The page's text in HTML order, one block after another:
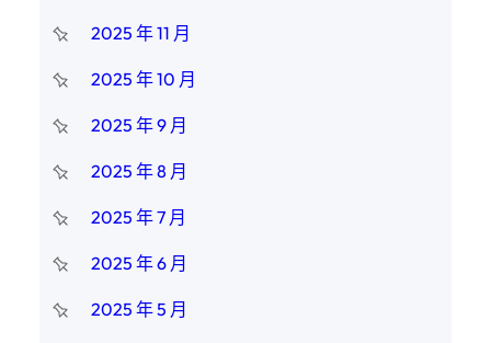
2025 年 11 月
2025 年 10 月
2025 年 9 月
2025 年 8 月
2025 年 7 月
2025 年 6 月
2025 年 5 月